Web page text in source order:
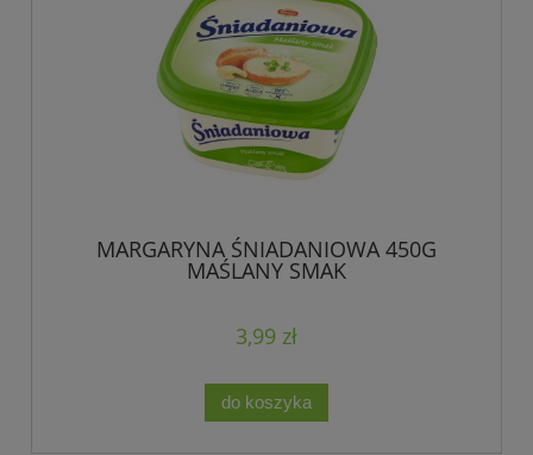
MARGARYNA ŚNIADANIOWA 450G
MAŚLANY SMAK
3,99 zł
do koszyka